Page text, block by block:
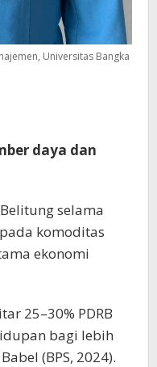
Universitas Bangka
daya dan
selama
komoditas
ekonomi
25–30% PDRB
bagi lebih
(BPS, 2024).